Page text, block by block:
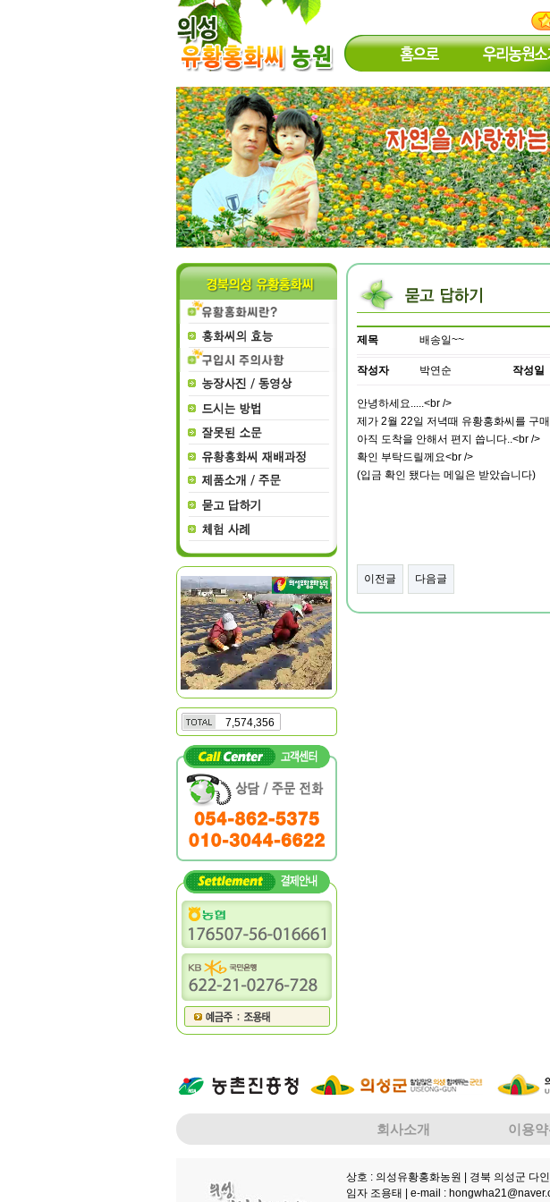
7,574,356
제목 배송일~~
작성자 박연순 작성일
안녕하세요.....<br />
제가 2월 22일 저녁때 유황홍화씨를 구
아직 도착을 안해서 편지 씁니다..<br />
확인 부탁드릴께요<br />
(입금 확인 됐다는 메일은 받았습니다)
이전글 다음글
회사소개 이용
상호 : 의성유황홍화농원 | 경북 의성군 다
임자 조용태 | e-mail :